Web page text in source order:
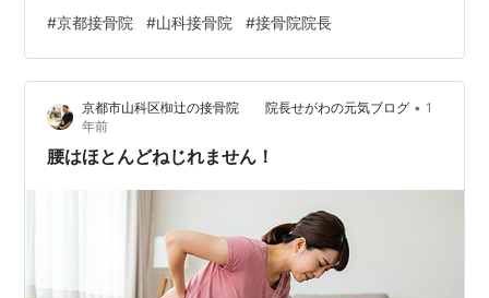
の声に耳を傾けながら、無理せず優しい動きで出来るこ
とを続けていきましょう。 3日以上続く違和感や痛みを
感じたら、すぐに中止して電話や公式LINEで相談してく
ださいね。 連日、猛暑日なんで家で出来ることを焦ら
ず、コツコツ積み重ねていくことが大事ですよ。 週1回は
体操やストレッチなど…
#京都接骨院 #山科接骨院 #接骨院院長
京都市山科区椥辻の接骨院 院長せがわの元気ブログ • 1
年前
腰はほとんどねじれません！